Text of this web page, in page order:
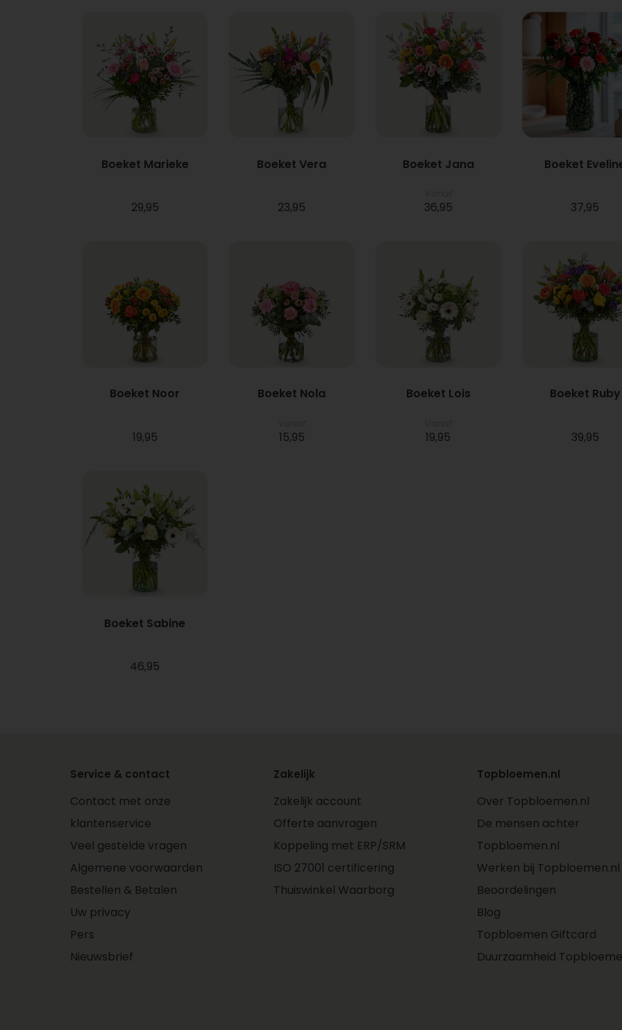
Boeket Marieke
29,95
Boeket Vera
23,95
Boeket Jana
36,95
Boeket
37,95
Boeket Noor
19,95
Boeket Nola
15,95
Boeket Lois
19,95
Boeket Ruby
39,95
Boeket Sabine
46,95
Service & contact
Contact met onze
klantenservice
Veel gestelde vragen
Algemene voorwaarden
Bestellen & Betalen
Uw privacy
Pers
Nieuwsbrief
Zakelijk
Zakelijk account
Offerte aanvragen
Koppeling met ERP/SRM
ISO 27001 certificering
Thuiswinkel Waarborg
Topbloemen.nl
Over Topbloemen.nl
De mensen achter
Topbloemen.nl
Werken bij Topbloemen.nl
Beoordelingen
Blog
Topbloemen Giftcard
Duurzaamheid